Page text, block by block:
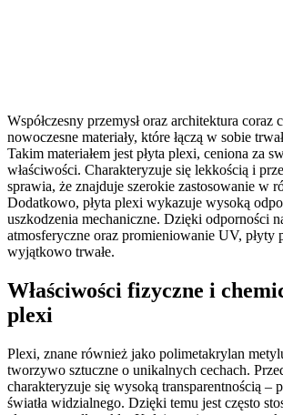
Współczesny przemysł oraz architektura coraz
nowoczesne materiały, które łączą w sobie
Takim materiałem jest płyta plexi, ceniona za
właściwości. Charakteryzuje się lekkością i
sprawia, że znajduje szerokie zastosowanie w
Dodatkowo, płyta plexi wykazuje wysoką
uszkodzenia mechaniczne. Dzięki odporności
atmosferyczne oraz promieniowanie UV, płyty
wyjątkowo trwałe.
Właściwości fizyczne i
plexi
Plexi, znane również jako polimetakrylan
tworzywo sztuczne o unikalnych cechach.
charakteryzuje się wysoką transparentnością –
światła widzialnego. Dzięki temu jest często